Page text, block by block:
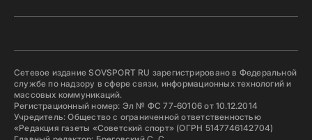
Сетевое издание SOVSPORT RU зарегистрировано в Федеральной
службе по надзору в сфере связи, информационных технологий и
массовых коммуникаций.
Регистрационный номер: Эл № ФС 77-60106 от 10.12.2014
Учредитель: Общество с ограниченной ответственностью
«Редакция газеты «Советский спорт» (ОГРН 5147746142704)